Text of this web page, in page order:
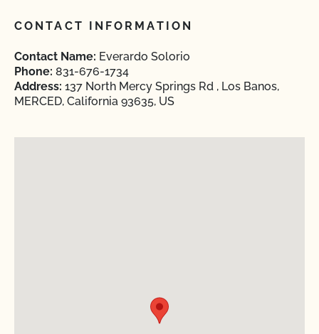
CONTACT INFORMATION
Contact Name: Everardo Solorio
Phone: 831-676-1734
Address: 137 North Mercy Springs Rd , Los Banos,
MERCED, California 93635, US